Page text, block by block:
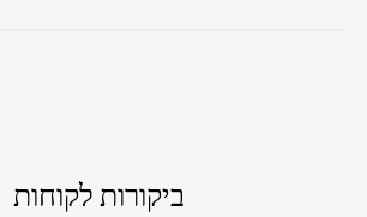
ביקורות לקוחות